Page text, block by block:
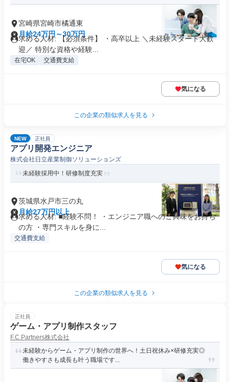
宮崎県宮崎市橘通東
月給24万円～30万円
求める人材: 【必須条件】 ・高卒以上 ＼未経験スタート大歓
迎／ 特別な資格や経験...
在宅OK 交通費支給
気になる
この企業の類似求人を見る
NEW 正社員
アプリ開発エンジニア
株式会社日立産業制御ソリューションズ
未経験採用中！研修制度充実
茨城県水戸市三の丸
月給27万円以上
求める人材: ■経験不問！ ・エンジニア職へのご興味をお持ち
の方 ・専門スキルを身に...
交通費支給
気になる
この企業の類似求人を見る
正社員
ゲーム・アプリ制作スタッフ
F.C.Partners株式会社
未経験からゲーム・アプリ制作の世界へ！土日祝休み×研修充実◎
働きやすさも成長も叶う職場です...